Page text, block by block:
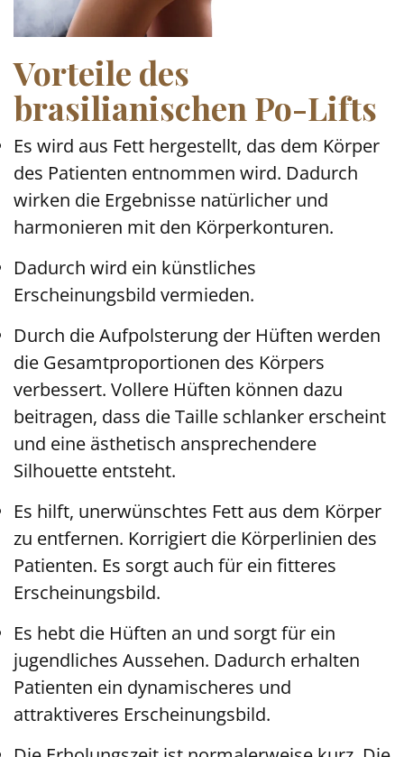
Vorteile des
brasilianischen Po-Lifts
Es wird aus Fett hergestellt, das dem Körper
des Patienten entnommen wird. Dadurch
wirken die Ergebnisse natürlicher und
harmonieren mit den Körperkonturen.
Dadurch wird ein künstliches
Erscheinungsbild vermieden.
Durch die Aufpolsterung der Hüften werden
die Gesamtproportionen des Körpers
verbessert. Vollere Hüften können dazu
beitragen, dass die Taille schlanker erscheint
und eine ästhetisch ansprechendere
Silhouette entsteht.
Es hilft, unerwünschtes Fett aus dem Körper
zu entfernen. Korrigiert die Körperlinien des
Patienten. Es sorgt auch für ein fitteres
Erscheinungsbild.
Es hebt die Hüften an und sorgt für ein
jugendliches Aussehen. Dadurch erhalten
Patienten ein dynamischeres und
attraktiveres Erscheinungsbild.